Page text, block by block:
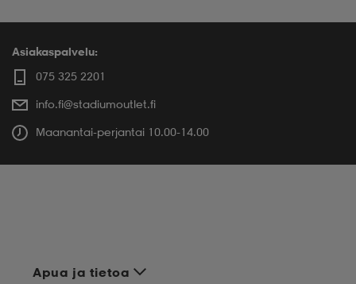
Asiakaspalvelu:
075 325 2201
info.fi@stadiumoutlet.fi
Maanantai-perjantai 10.00-14.00
Apua ja tietoa